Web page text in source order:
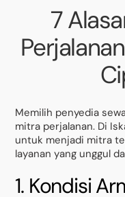
7
Memilih penyedia
mitra perjalanan. Di
untuk menjadi mitra
layanan yang unggul
1. Kondisi